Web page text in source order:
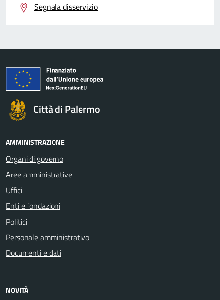
Segnala disservizio
Città di Palermo
AMMINISTRAZIONE
Organi di governo
Aree amministrative
Uffici
Enti e fondazioni
Politici
Personale amministrativo
Documenti e dati
NOVITÀ